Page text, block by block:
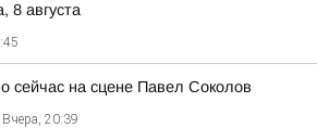
8 августа
сейчас на сцене Павел Соколов
Вчера, 20:39